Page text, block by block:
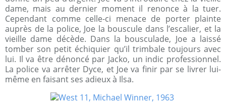
dame, mais au dernier moment il renonce à la tuer.
Cependant comme celle-ci menace de porter plainte
auprès de la police, Joe la bouscule dans l’escalier, et la
vieille dame décède. Dans la bousculade, Joe a laissé
tomber son petit échiquier qu’il trimbale toujours avec
lui. Il va être dénoncé par Jacko, un indic professionnel.
La police va arrêter Dyce, et Joe va finir par se livrer lui-
même en faisant ses adieux à Ilsa.